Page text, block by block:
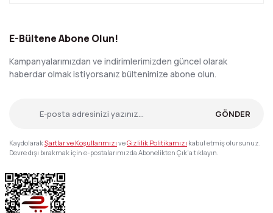
E-Bültene Abone Olun!
Kampanyalarımızdan ve indirimlerimizden güncel olarak
haberdar olmak istiyorsanız bültenimize abone olun.
GÖNDER
KaydolarakŞartlar ve Koşullarımızı veGizlilik Politikamızı kabul etmiş olursunuz.
Devre dışı bırakmak için e-postalarımızda Abonelikten Çık'a tıklayın.